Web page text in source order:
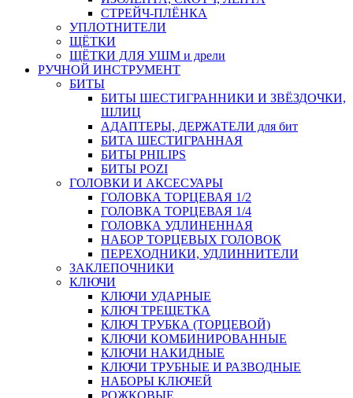
СТРЕЙЧ-ПЛЁНКА
УПЛОТНИТЕЛИ
ЩЁТКИ
ЩЁТКИ ДЛЯ УШМ и дрели
РУЧНОЙ ИНСТРУМЕНТ
БИТЫ
БИТЫ ШЕСТИГРАННИКИ И ЗВЁЗДОЧКИ,
ШЛИЦ
АДАПТЕРЫ, ДЕРЖАТЕЛИ для бит
БИТА ШЕСТИГРАННАЯ
БИТЫ PHILIPS
БИТЫ POZI
ГОЛОВКИ И АКСЕСУАРЫ
ГОЛОВКА ТОРЦЕВАЯ 1/2
ГОЛОВКА ТОРЦЕВАЯ 1/4
ГОЛОВКА УДЛИНЕННАЯ
НАБОР ТОРЦЕВЫХ ГОЛОВОК
ПЕРЕХОДНИКИ, УДЛИННИТЕЛИ
ЗАКЛЕПОЧНИКИ
КЛЮЧИ
КЛЮЧИ УДАРНЫЕ
КЛЮЧ ТРЕЩЕТКА
КЛЮЧ ТРУБКА (ТОРЦЕВОЙ)
КЛЮЧИ КОМБИНИРОВАННЫЕ
КЛЮЧИ НАКИДНЫЕ
КЛЮЧИ ТРУБНЫЕ И РАЗВОДНЫЕ
НАБОРЫ КЛЮЧЕЙ
РОЖКОВЫЕ